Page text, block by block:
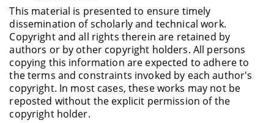
This material is presented to ensure timely
dissemination of scholarly and technical work.
Copyright and all rights therein are retained by
authors or by other copyright holders. All persons
copying this information are expected to adhere to
the terms and constraints invoked by each author's
copyright. In most cases, these works may not be
reposted without the explicit permission of the
copyright holder.